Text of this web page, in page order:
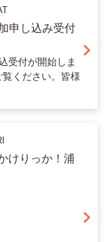
申し込み受付
受付が開始しま
ください。皆様
けりっか！浦